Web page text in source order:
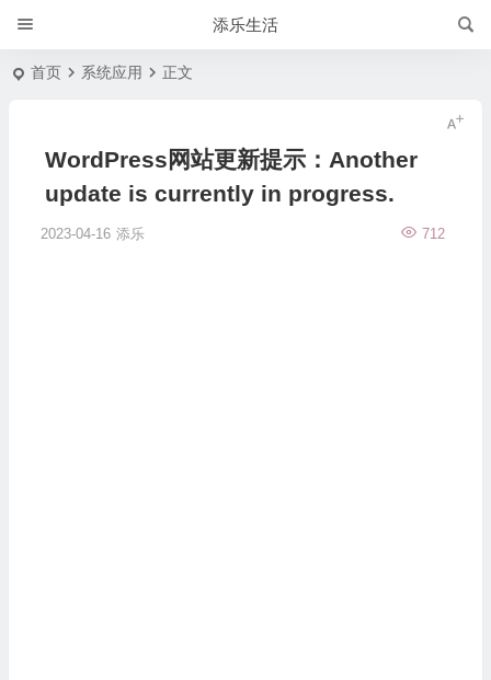
添乐生活
首页 系统应用 正文
WordPress网站更新提示：Another
update is currently in progress.
2023-04-16 添乐 712